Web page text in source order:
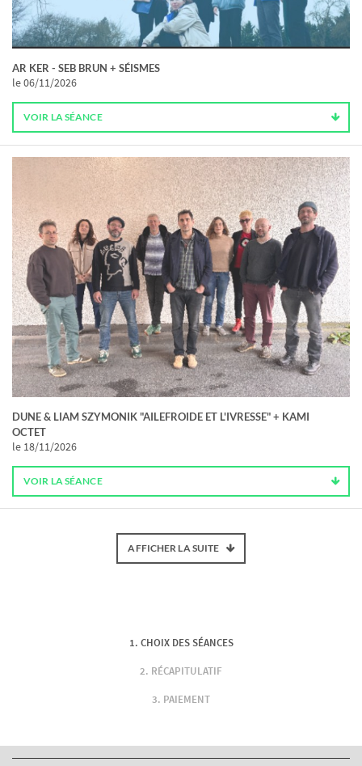
AR KER - SEB BRUN + SÉISMES
le 06/11/2026
VOIR LA SÉANCE
DUNE & LIAM SZYMONIK "AILEFROIDE ET L'IVRESSE" + KAMI
OCTET
le 18/11/2026
VOIR LA SÉANCE
AFFICHER LA SUITE
CHOIX DES SÉANCES
RÉCAPITULATIF
PAIEMENT